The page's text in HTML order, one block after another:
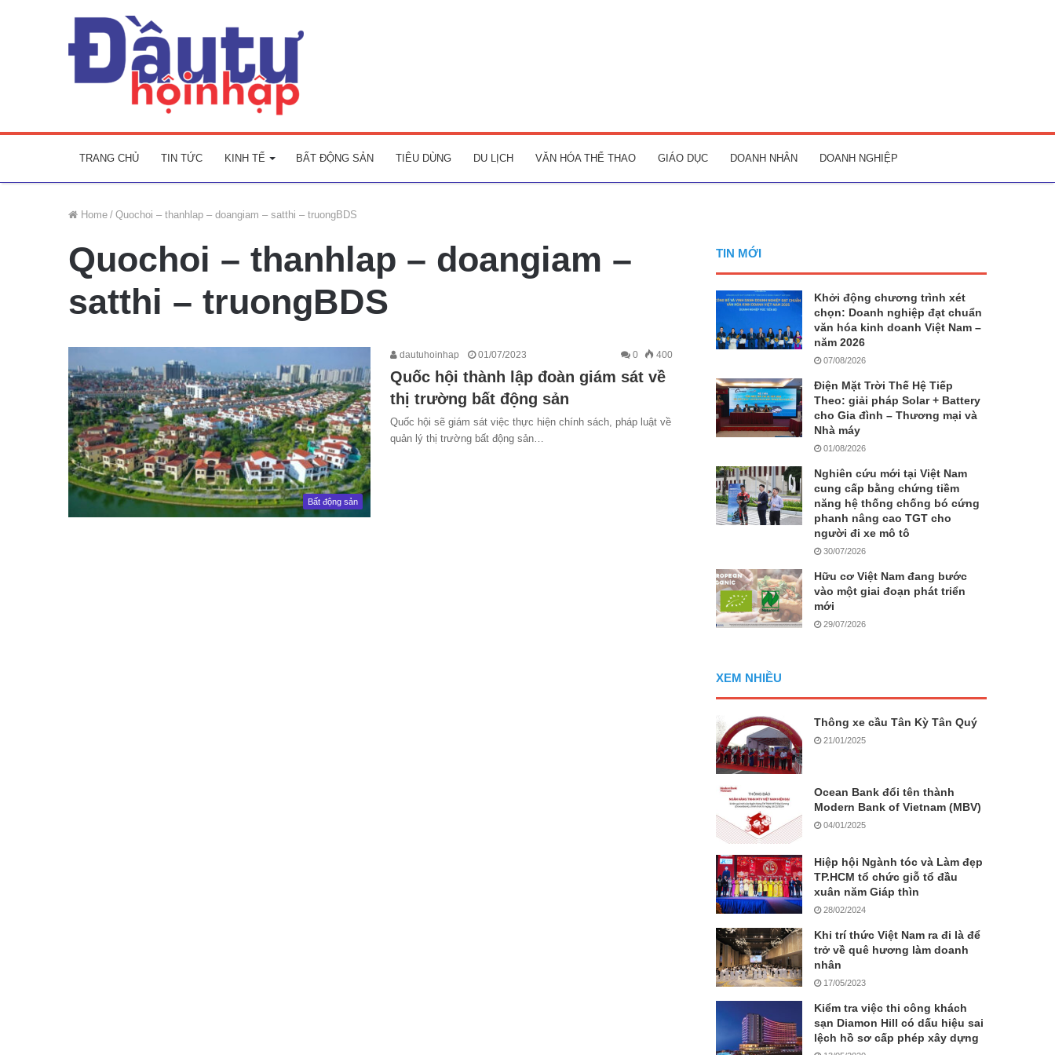
TRANG CHỦ TIN TỨC KINH TẾ BẤT ĐỘNG SẢN TIÊU DÙNG DU LỊCH VĂN HÓA THỂ THAO GIÁO DỤC DOANH NHÂN DOANH NGHIỆP
Home / Quochoi – thanhlap – doangiam – satthi – truongBDS
Quochoi – thanhlap – doangiam –
satthi – truongBDS
Bất động sản
dautuhoinhap 01/07/2023 0 400
Quốc hội thành lập đoàn giám sát về
thị trường bất động sản
Quốc hội sẽ giám sát việc thực hiện chính sách, pháp luật về
quản lý thị trường bất động sản…
TIN MỚI
Khởi động chương trình xét
chọn: Doanh nghiệp đạt chuẩn
văn hóa kinh doanh Việt Nam –
năm 2026
07/08/2026
Điện Mặt Trời Thế Hệ Tiếp
Theo: giải pháp Solar + Battery
cho Gia đình – Thương mại và
Nhà máy
01/08/2026
Nghiên cứu mới tại Việt Nam
cung cấp bằng chứng tiềm
năng hệ thống chống bó cứng
phanh nâng cao TGT cho
người đi xe mô tô
30/07/2026
Hữu cơ Việt Nam đang bước
vào một giai đoạn phát triển
mới
29/07/2026
XEM NHIỀU
Thông xe cầu Tân Kỳ Tân Quý
21/01/2025
Ocean Bank đổi tên thành
Modern Bank of Vietnam (MBV)
04/01/2025
Hiệp hội Ngành tóc và Làm đẹp
TP.HCM tổ chức giỗ tổ đầu
xuân năm Giáp thìn
28/02/2024
Khi trí thức Việt Nam ra đi là để
trở về quê hương làm doanh
nhân
17/05/2023
Kiểm tra việc thi công khách
sạn Diamon Hill có dấu hiệu sai
lệch hồ sơ cấp phép xây dựng